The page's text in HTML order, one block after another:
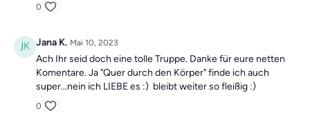
0
Jana K. Mai 10, 2023
Ach Ihr seid doch eine tolle Truppe. Danke für eure netten
Komentare. Ja "Quer durch den Körper" finde ich auch
super...nein ich LIEBE es :) bleibt weiter so fleißig :)
0